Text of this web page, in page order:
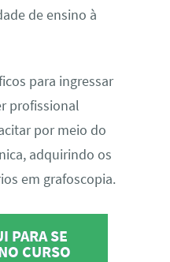
de ensino à
para ingressar
profissional
por meio do
adquirindo os
em grafoscopia.
PARA SE
CURSO